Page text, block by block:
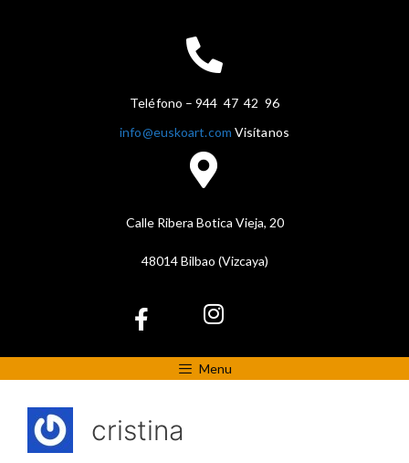
Teléfono – 944 47 42 96
info@euskoart.com Visítanos
Calle Ribera Botica Vieja, 20
48014 Bilbao (Vizcaya)
Menu
cristina